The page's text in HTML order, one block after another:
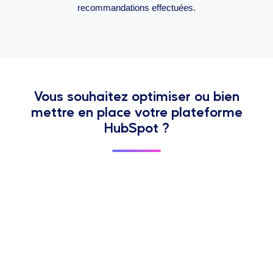
recommandations effectuées.
Vous souhaitez optimiser ou bien
mettre en place votre plateforme
HubSpot ?